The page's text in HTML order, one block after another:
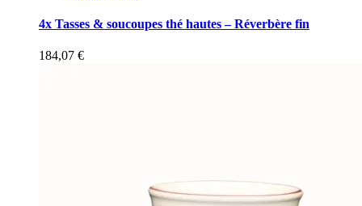
4x Tasses & soucoupes thé hautes – Réverbère fin
184,07 €